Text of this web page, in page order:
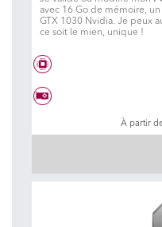
avec 16 Go de mémoire,
GTX 1030 Nvidia. Je peux
ce soit le mien, unique !
Intel® Core i3 14100
Carte graphique à choisirÀ partir